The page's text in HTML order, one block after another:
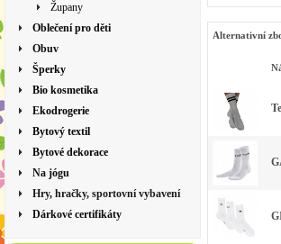
Župany
Oblečení pro děti
Obuv
Šperky
Bio kosmetika
Ekodrogerie
Bytový textil
Bytové dekorace
Na jógu
Hry, hračky, sportovní vybavení
Dárkové certifikáty
Alternativní